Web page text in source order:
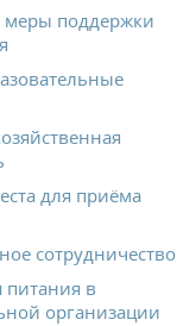
меры поддержки
для приёма
сотрудничество
питания в
организации